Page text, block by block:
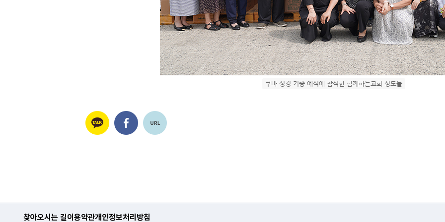
쿠바 성경 기증 예식에 참석한 함께하는교회 성도들
찾아오시는 길이용약관개인정보처리방침